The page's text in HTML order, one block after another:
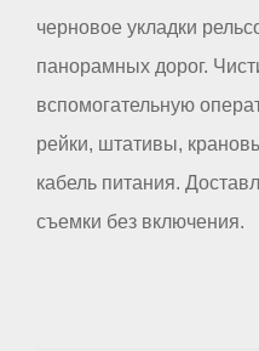
черновое укладки
панорамных дорог.
вспомогательную
рейки, штативы,
кабель питания.
съемки без включения.